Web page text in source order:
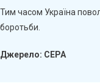
Тим часом Україна
боротьби.
Джерело: CEPA